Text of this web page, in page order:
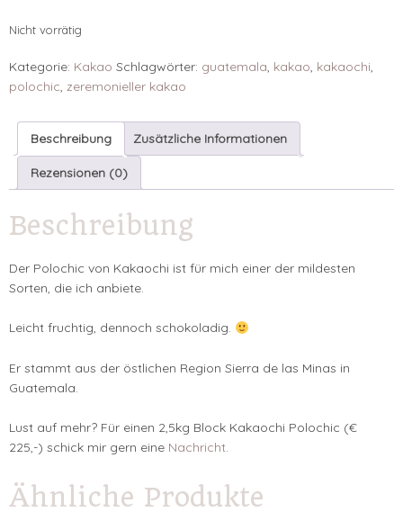
Nicht vorrätig
Kategorie: Kakao Schlagwörter: guatemala, kakao, kakaochi,
polochic, zeremonieller kakao
Beschreibung Zusätzliche Informationen
Rezensionen (0)
Beschreibung
Der Polochic von Kakaochi ist für mich einer der mildesten
Sorten, die ich anbiete.
Leicht fruchtig, dennoch schokoladig.
Er stammt aus der östlichen Region Sierra de las Minas in
Guatemala.
Lust auf mehr? Für einen 2,5kg Block Kakaochi Polochic (€
225,-) schick mir gern eine Nachricht.
Ähnliche Produkte